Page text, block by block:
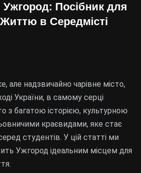
Посібник для
в Середмісті
але надзвичайно чарівне місто,
України, в самому серці
з багатою історією, культурною
краєвидами, яке стає
студентів. У цій статті ми
Ужгород ідеальним місцем для